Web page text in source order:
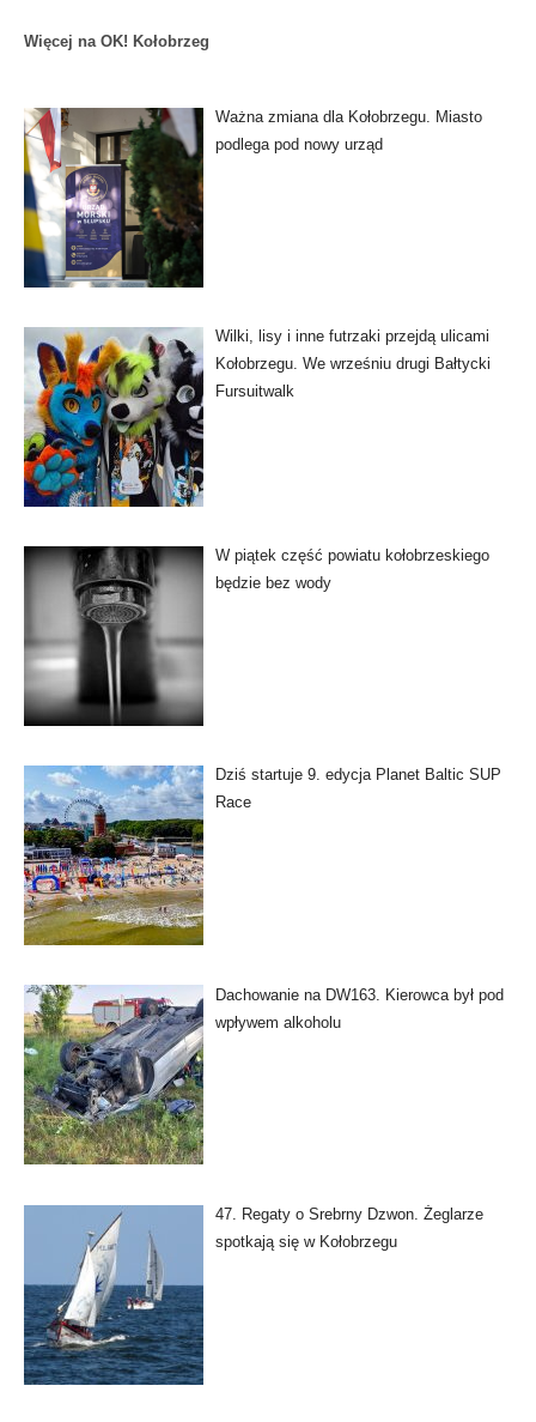
Więcej na OK! Kołobrzeg
Ważna zmiana dla Kołobrzegu. Miasto
podlega pod nowy urząd
Wilki, lisy i inne futrzaki przejdą ulicami
Kołobrzegu. We wrześniu drugi Bałtycki
Fursuitwalk
W piątek część powiatu kołobrzeskiego
będzie bez wody
Dziś startuje 9. edycja Planet Baltic SUP
Race
Dachowanie na DW163. Kierowca był pod
wpływem alkoholu
47. Regaty o Srebrny Dzwon. Żeglarze
spotkają się w Kołobrzegu